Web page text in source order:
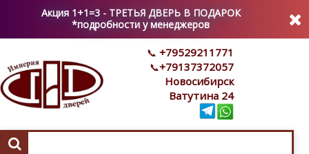
Акция 1+1=3 - ТРЕТЬЯ ДВЕРЬ В ПОДАРОК
*подробности у менеджеров
+79529211771
+79137372057
Новосибирск
Ватутина 24